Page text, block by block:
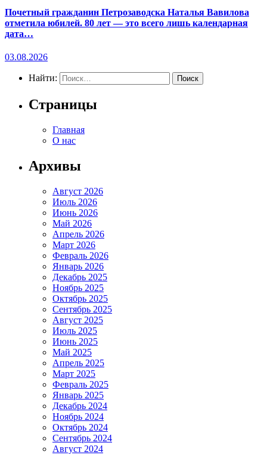
Почетный гражданин Петрозаводска Наталья Вавилова
отметила юбилей. 80 лет — это всего лишь календарная
дата…
03.08.2026
Найти:
Страницы
Главная
О нас
Архивы
Август 2026
Июль 2026
Июнь 2026
Май 2026
Апрель 2026
Март 2026
Февраль 2026
Январь 2026
Декабрь 2025
Ноябрь 2025
Октябрь 2025
Сентябрь 2025
Август 2025
Июль 2025
Июнь 2025
Май 2025
Апрель 2025
Март 2025
Февраль 2025
Январь 2025
Декабрь 2024
Ноябрь 2024
Октябрь 2024
Сентябрь 2024
Август 2024